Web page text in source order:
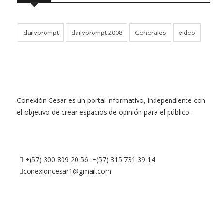
dailyprompt dailyprompt-2008 Generales video
Conexión Cesar es un portal informativo, independiente con
el objetivo de crear espacios de opinión para el público .
+(57) 300 809 20 56 +(57) 315 731 39 14
conexioncesar1@gmail.com